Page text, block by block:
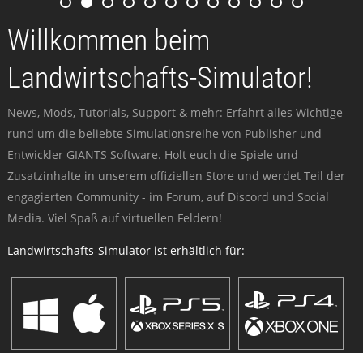
Willkommen beim
Landwirtschafts-Simulator!
News, Mods, Tutorials, Support & mehr: Erfahrt alles Wichtige
rund um die beliebte Simulationsreihe von Publisher und
Entwickler GIANTS Software. Holt euch die Spiele und
Zusatzinhalte in unserem offiziellen Store und werdet Teil der
engagierten Community - im Forum, auf Discord und Social
Media. Viel Spaß auf virtuellen Feldern!
Landwirtschafts-Simulator ist erhältlich für: